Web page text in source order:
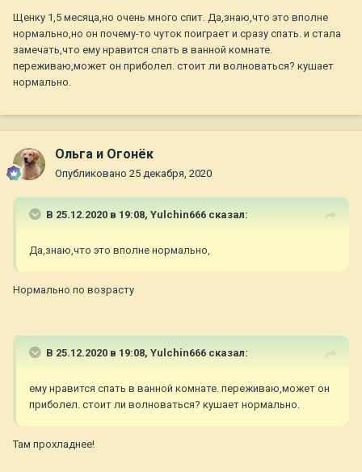
Щенку 1,5 месяца,но очень много спит. Да,знаю,что это вполне
нормально,но он почему-то чуток поиграет и сразу спать. и стала
замечать,что ему нравится спать в ванной комнате.
переживаю,может он приболел. стоит ли волноваться? кушает
нормально.
Ольга и Огонёк
Опубликовано 25 декабря, 2020
В 25.12.2020 в 19:08, Yulchin666 сказал:
Да,знаю,что это вполне нормально,
Нормально по возрасту
В 25.12.2020 в 19:08, Yulchin666 сказал:
ему нравится спать в ванной комнате. переживаю,может он
приболел. стоит ли волноваться? кушает нормально.
Там прохладнее!